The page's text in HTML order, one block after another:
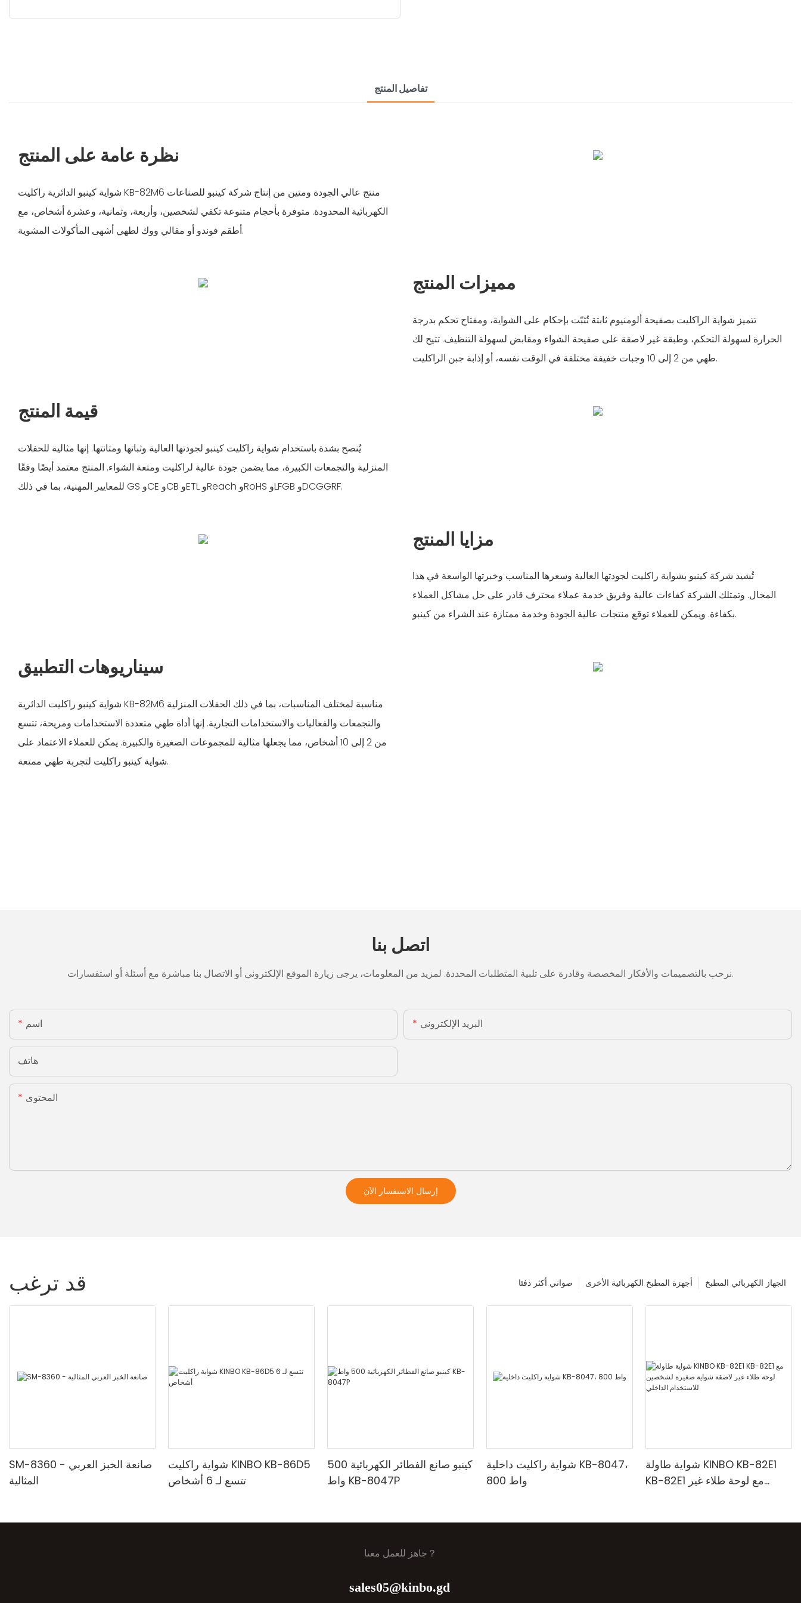
تفاصيل المنتج
نظرة عامة على المنتج
شواية كينبو الدائرية راكليت KB-82M6 منتج عالي الجودة ومتين من إنتاج شركة كينبو للصناعات
الكهربائية المحدودة. متوفرة بأحجام متنوعة تكفي لشخصين، وأربعة، وثمانية، وعشرة أشخاص، مع
أطقم فوندو أو مقالي ووك لطهي أشهى المأكولات المشوية.
مميزات المنتج
تتميز شواية الراكليت بصفيحة ألومنيوم ثابتة تُثبّت بإحكام على الشواية، ومفتاح تحكم بدرجة
الحرارة لسهولة التحكم، وطبقة غير لاصقة على صفيحة الشواء ومقابض لسهولة التنظيف. تتيح لك
طهي من 2 إلى 10 وجبات خفيفة مختلفة في الوقت نفسه، أو إذابة جبن الراكليت.
قيمة المنتج
يُنصح بشدة باستخدام شواية راكليت كينبو لجودتها العالية وثباتها ومتانتها. إنها مثالية للحفلات
المنزلية والتجمعات الكبيرة، مما يضمن جودة عالية لراكليت ومتعة الشواء. المنتج معتمد أيضًا وفقًا
للمعايير المهنية، بما في ذلك GS وCE وCB وETL وReach وRoHS وLFGB وDCGGRF.
مزايا المنتج
تُشيد شركة كينبو بشواية راكليت لجودتها العالية وسعرها المناسب وخبرتها الواسعة في هذا
المجال. وتمتلك الشركة كفاءات عالية وفريق خدمة عملاء محترف قادر على حل مشاكل العملاء
بكفاءة. ويمكن للعملاء توقع منتجات عالية الجودة وخدمة ممتازة عند الشراء من كينبو.
سيناريوهات التطبيق
شواية كينبو راكليت الدائرية KB-82M6 مناسبة لمختلف المناسبات، بما في ذلك الحفلات المنزلية
والتجمعات والفعاليات والاستخدامات التجارية. إنها أداة طهي متعددة الاستخدامات ومريحة، تتسع
من 2 إلى 10 أشخاص، مما يجعلها مثالية للمجموعات الصغيرة والكبيرة. يمكن للعملاء الاعتماد على
شواية كينبو راكليت لتجربة طهي ممتعة.
اتصل بنا
نرحب بالتصميمات والأفكار المخصصة وقادرة على تلبية المتطلبات المحددة. لمزيد من المعلومات، يرجى زيارة الموقع الإلكتروني أو الاتصال بنا مباشرة مع أسئلة أو استفسارات.
اسم البريد الإلكتروني
هاتف
المحتوى
إرسال الاستفسار الآن
قد ترغب الجهاز الكهربائي المطبخ أجهزة المطبخ الكهربائية الأخرى صواني أكثر دفئا
SM-8360 - صانعة الخبز العربي
المثالية
شواية راكليت KINBO KB-86D5
تتسع لـ 6 أشخاص
كينبو صانع الفطائر الكهربائية 500
واط KB-8047P
شواية راكليت داخلية KB-8047،
800 واط
شواية طاولة KINBO KB-82E1
KB-82E1 مع لوحة طلاء غير
جاهز للعمل معنا？
sales05@kinbo.gd